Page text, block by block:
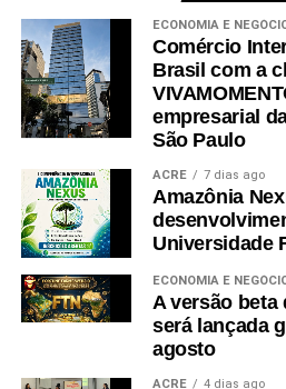
ECONOMIA E
Comércio
Brasil com a
empresarial
São Paulo
ACRE 7 dias ago
Amazônia
Universidade
ECONOMIA E
A versão beta
será lançada
agosto
ACRE 4 dias ago